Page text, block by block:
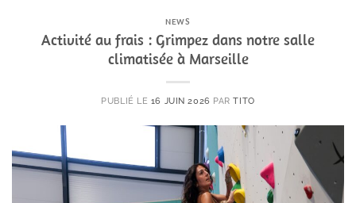
NEWS
Activité au frais : Grimpez dans notre salle
climatisée à Marseille
PUBLIÉ LE 16 JUIN 2026 PARTITO